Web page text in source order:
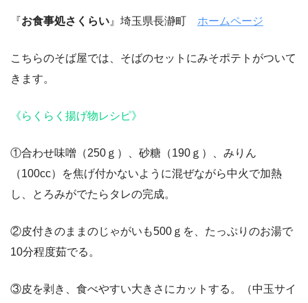
『お食事処さくらい 』埼玉県長瀞町 ホームページ
こちらのそば屋では、そばのセットにみそポテトがついて
きます。
《らくらく揚げ物レシピ》
①合わせ味噌（250ｇ）、砂糖（190ｇ）、みりん
（100cc）を焦げ付かないように混ぜながら中火で加熱
し、とろみがでたらタレの完成。
②皮付きのままのじゃがいも500ｇを、たっぷりのお湯で
10分程度茹でる。
③皮を剥き、食べやすい大きさにカットする。（中玉サイ